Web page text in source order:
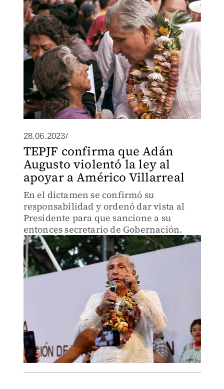
28.06.2023/
TEPJF confirma que Adán
Augusto violentó la ley al
apoyar a Américo Villarreal
En el dictamen se confirmó su
responsabilidad y ordenó dar vista al
Presidente para que sancione a su
entonces secretario de Gobernación.